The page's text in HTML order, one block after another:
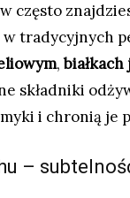
często
tradycyjnych
,
składniki
i chronią je
–